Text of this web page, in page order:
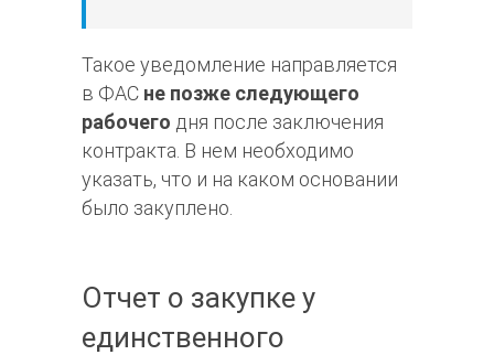
Такое уведомление направляется
в ФАС не позже следующего
рабочего дня после заключения
контракта. В нем необходимо
указать, что и на каком основании
было закуплено.
Отчет о закупке у
единственного